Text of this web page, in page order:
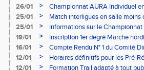
à Bourgoin
26/01 >
Championnat AURA Individuel
25/01
>
Match interligues en salle moins
25/01
>
Informations sur le
05/02
19/01 >
Inscription 1er degré Marche
03/02 (sous condition)
16/01 >
Compte Rendu N° 1 du Comité
12/01
>
Horaires définitifs pour les Pré-
Aubière
12/01 > Formation Trail adapté à tout